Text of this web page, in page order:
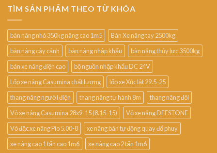
TÌM SẢN PHẨM THEO TỪ KHÓA
bàn nâng nhỏ 350kg nâng cao 1m5
Bán Xe nâng tay 2500kg
bàn nâng cây cảnh
bàn nâng nhập khẩu
bàn nâng thủy lực 3500kg
bán xe nâng điện cao
bộ nguồn nhập khẩu DC 24V
Lốp xe nâng Casumina chất lượng
lốp xe Xúc lật 29.5-25
thang nâng người điện
thang nâng tự hành 8m
thang nâng đôi
Vỏ xe nâng Casumina 28x9-15 (8.15-15)
Vỏ xe nâng DEESTONE
Vỏ đặc xe nâng Pio 5.00-8
xe nâng bán tự động quay đổ phuy
xe nâng cao 1 tấn cao 1m6
xe nâng cao 2 tấn 1m6